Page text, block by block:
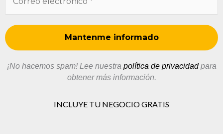
¡No hacemos spam! Lee nuestra política de privacidadpara
obtener más información.
INCLUYE TU NEGOCIO GRATIS